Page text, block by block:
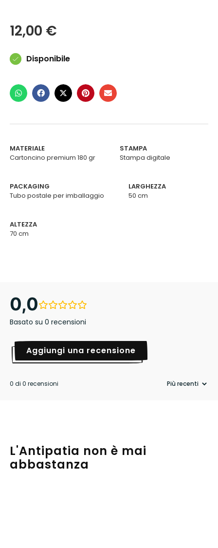
12,00 €
Disponibile
MATERIALE
Cartoncino premium 180 gr
STAMPA
Stampa digitale
PACKAGING
Tubo postale per imballaggio
LARGHEZZA
50 cm
ALTEZZA
70 cm
0,0
Basato su 0 recensioni
Aggiungi una recensione
0 di 0 recensioni
L'Antipatia non è mai
abbastanza